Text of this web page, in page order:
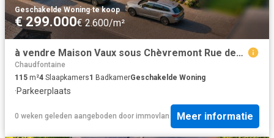
Geschakelde Woning·te koop
€ 299.000€ 2.600/m²
à vendre Maison Vaux sous Chèvremont Rue des Economes
Chaudfontaine
115 m²4 Slaapkamers1 BadkamerGeschakelde Woning
·Parkeerplaats
0 weken geleden aangeboden door immovlan Meer informatie